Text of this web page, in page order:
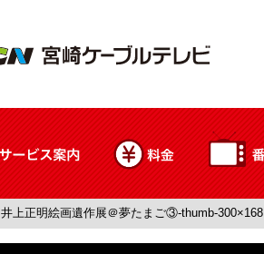
井上正明絵画遺作展＠夢たまご③-thumb-300×168